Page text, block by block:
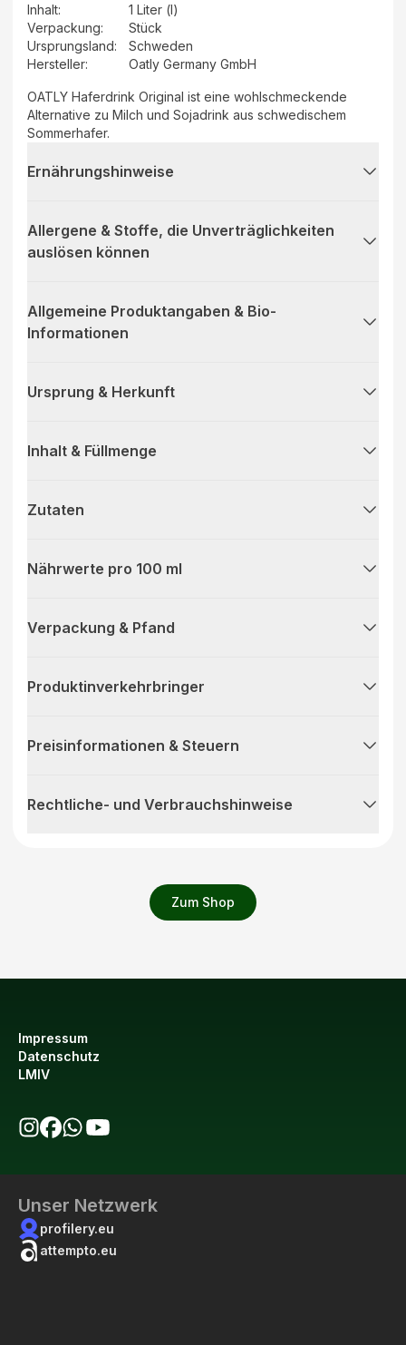
Zum Shop
Inhalt:
1 Liter (l)
Verpackung:
Stück
Ursprungsland:
Schweden
Hersteller: Oatly Germany GmbH
OATLY Haferdrink Original ist eine wohlschmeckende
Alternative zu Milch und Sojadrink aus schwedischem
Sommerhafer.
Ernährungshinweise
Allergene & Stoffe, die Unverträglichkeiten
auslösen können
Allgemeine Produktangaben & Bio-
Informationen
Ursprung & Herkunft
Inhalt & Füllmenge
Zutaten
Nährwerte pro 100 ml
Verpackung & Pfand
Produktinverkehrbringer
Preisinformationen & Steuern
Rechtliche- und Verbrauchshinweise
Impressum
Datenschutz
LMIV
Unser Netzwerk
profilery.eu
attempto.eu